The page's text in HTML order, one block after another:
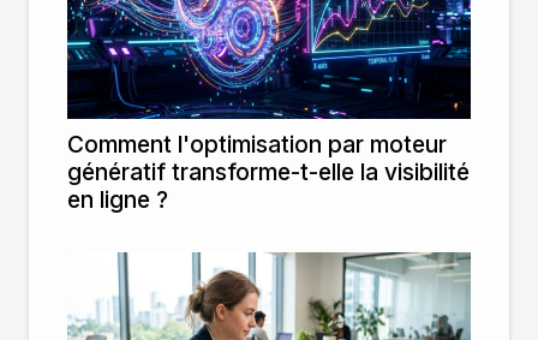
Comment l'optimisation par moteur
génératif transforme-t-elle la visibilité
en ligne ?